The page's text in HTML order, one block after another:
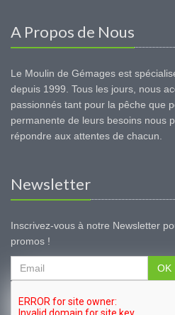
A Propos de Nous
Le Moulin de Gémages est
depuis 1999. Tous les jours, nous
passionnés tant pour la pêche que
permanente de leurs besoins nous
répondre aux attentes de chacun.
Newsletter
Inscrivez-vous à notre Newsletter
promos !
OK